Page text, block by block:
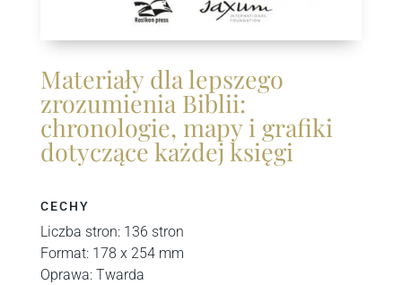
Materiały dla lepszego
zrozumienia Biblii:
chronologie, mapy i grafiki
dotyczące każdej księgi
CECHY
Liczba stron: 136 stron
Format: 178 x 254 mm
Oprawa: Twarda